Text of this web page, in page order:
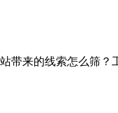
带来的线索怎么筛？